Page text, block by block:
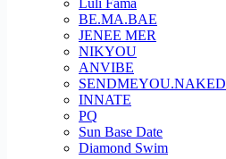
Luli Fama
BE.MA.BAE
JENEE MER
NIKYOU
ANVIBE
SENDMEYOU.NAKED
INNATE
PQ
Sun Base Date
Diamond Swim